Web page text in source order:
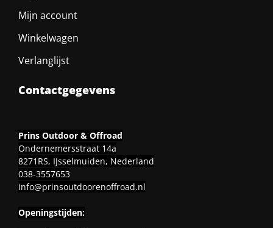
Mijn account
Winkelwagen
Verlanglijst
Contactgegevens
Prins Outdoor & Offroad
Ondernemersstraat 14a
8271RS, IJsselmuiden, Nederland
038-3557653
info@prinsoutdoorenoffroad.nl
Openingstijden: